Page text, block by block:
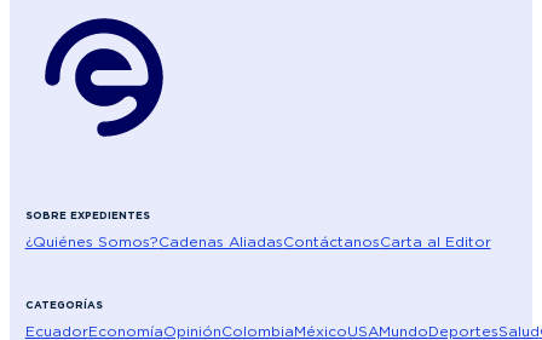
SOBRE EXPEDIENTES
¿Quiénes Somos?Cadenas AliadasContáctanosCarta al Editor
CATEGORÍAS
EcuadorEconomíaOpiniónColombiaMéxicoUSAMundoDeportesSalud